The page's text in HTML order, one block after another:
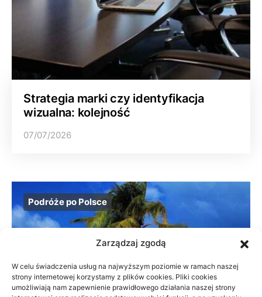
Zarządzaj zgodą
W celu świadczenia usług na najwyższym poziomie w ramach naszej
strony internetowej korzystamy z plików cookies. Pliki cookies
umożliwiają nam zapewnienie prawidłowego działania naszej strony
Strategia marki czy identyfikacja
wizualna: kolejność
07/07/2026
Podróże po Polsce